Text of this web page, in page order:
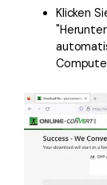
Klicken